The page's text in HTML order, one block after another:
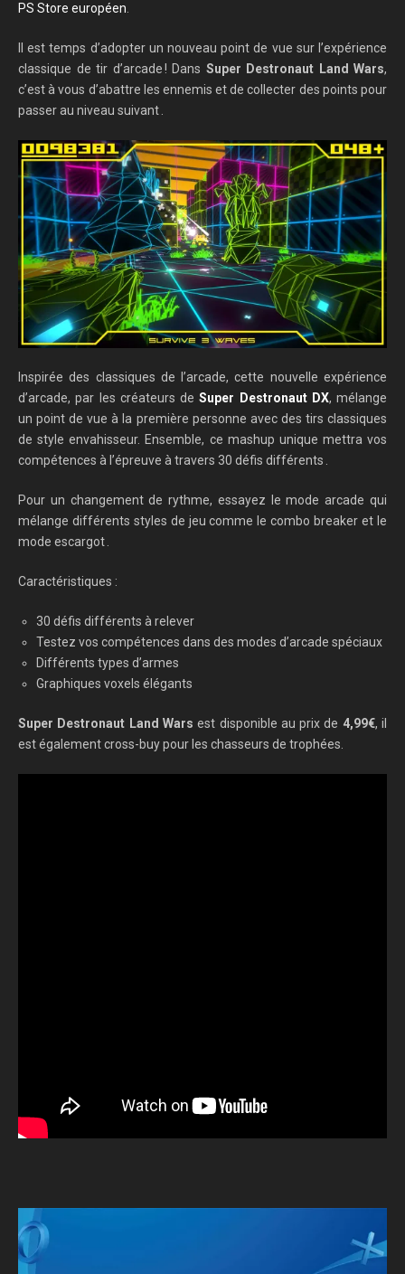
PS Store européen.
Il est temps d’adopter un nouveau point de vue sur l’expérience
classique de tir d’arcade ! Dans Super Destronaut Land Wars,
c’est à vous d’abattre les ennemis et de collecter des points pour
passer au niveau suivant .
Inspirée des classiques de l’arcade, cette nouvelle expérience
d’arcade, par les créateurs deSuper Destronaut DX, mélange
un point de vue à la première personne avec des tirs classiques
de style envahisseur. Ensemble, ce mashup unique mettra vos
compétences à l’épreuve à travers 30 défis différents .
Pour un changement de rythme, essayez le mode arcade qui
mélange différents styles de jeu comme le combo breaker et le
mode escargot .
Caractéristiques :
30 défis différents à relever
Testez vos compétences dans des modes d’arcade spéciaux
Différents types d’armes
Graphiques voxels élégants
Super Destronaut Land Wars est disponible au prix de 4,99€, il
est également cross-buy pour les chasseurs de trophées.